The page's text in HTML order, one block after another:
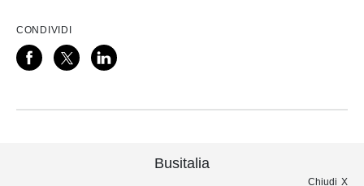
CONDIVIDI
Busitalia
Chiudi